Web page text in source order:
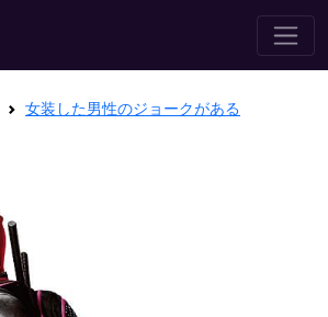
女装した男性のジョークがある